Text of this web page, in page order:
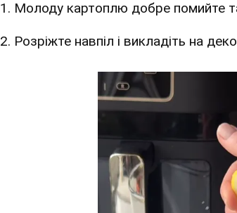
1. Молоду картоплю добре помийте
2. Розріжте навпіл і викладіть на